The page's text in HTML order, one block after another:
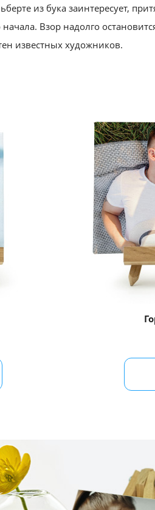
из бука заинтересует,
Взор надолго
известных художников.